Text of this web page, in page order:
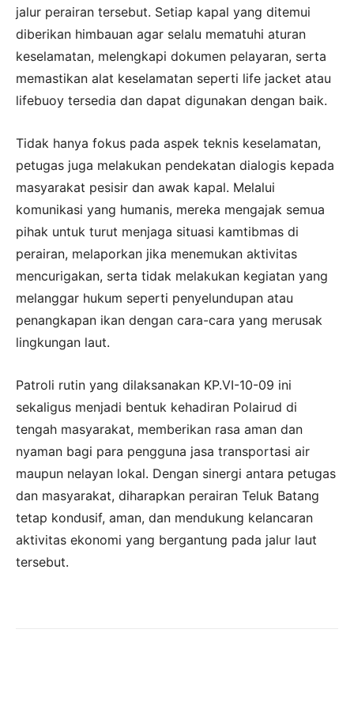
jalur perairan tersebut. Setiap kapal yang ditemui
diberikan himbauan agar selalu mematuhi aturan
keselamatan, melengkapi dokumen pelayaran, serta
memastikan alat keselamatan seperti life jacket atau
lifebuoy tersedia dan dapat digunakan dengan baik.
Tidak hanya fokus pada aspek teknis keselamatan,
petugas juga melakukan pendekatan dialogis kepada
masyarakat pesisir dan awak kapal. Melalui
komunikasi yang humanis, mereka mengajak semua
pihak untuk turut menjaga situasi kamtibmas di
perairan, melaporkan jika menemukan aktivitas
mencurigakan, serta tidak melakukan kegiatan yang
melanggar hukum seperti penyelundupan atau
penangkapan ikan dengan cara-cara yang merusak
lingkungan laut.
Patroli rutin yang dilaksanakan KP.VI-10-09 ini
sekaligus menjadi bentuk kehadiran Polairud di
tengah masyarakat, memberikan rasa aman dan
nyaman bagi para pengguna jasa transportasi air
maupun nelayan lokal. Dengan sinergi antara petugas
dan masyarakat, diharapkan perairan Teluk Batang
tetap kondusif, aman, dan mendukung kelancaran
aktivitas ekonomi yang bergantung pada jalur laut
tersebut.